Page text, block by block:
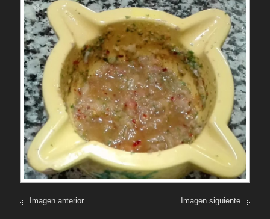
Imagen anterior Imagen siguiente